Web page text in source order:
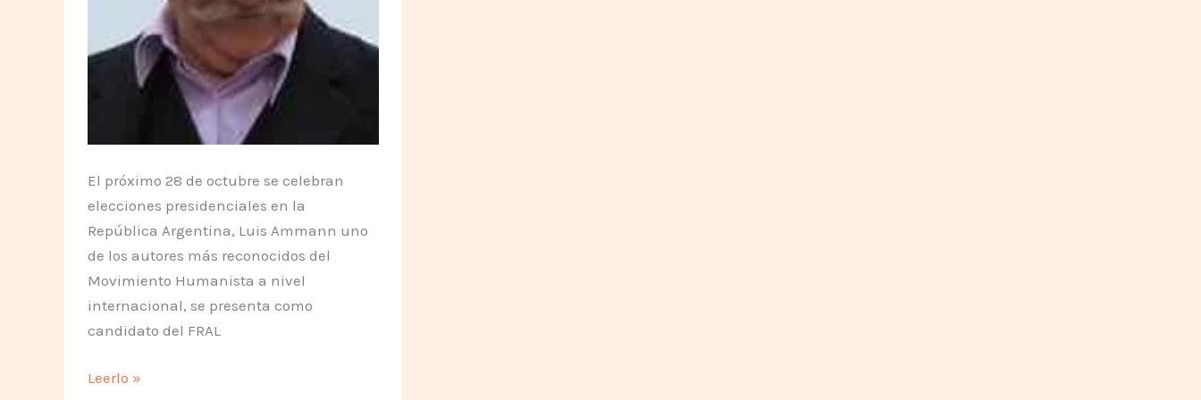
El próximo 28 de octubre se celebran
elecciones presidenciales en la
República Argentina, Luis Ammann uno
de los autores más reconocidos del
Movimiento Humanista a nivel
internacional, se presenta como
candidato del FRAL
Humanistas
Leerlo »